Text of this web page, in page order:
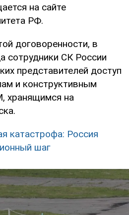
на сайте
РФ.
договоренности, в
сотрудники СК России
представителей доступ
и конструктивным
хранящимся на
катастрофа: Россия
шаг